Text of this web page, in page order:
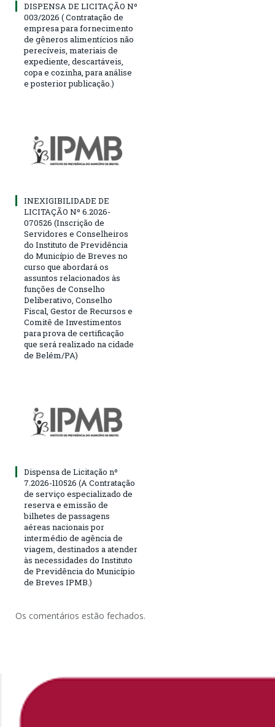
DISPENSA DE LICITAÇÃO Nº
003/2026 ( Contratação de
empresa para fornecimento
de gêneros alimentícios não
perecíveis, materiais de
expediente, descartáveis,
copa e cozinha, para análise
e posterior publicação.)
INEXIGIBILIDADE DE
LICITAÇÃO Nº 6.2026-
070526 (Inscrição de
Servidores e Conselheiros
do Instituto de Previdência
do Município de Breves no
curso que abordará os
assuntos relacionados às
funções de Conselho
Deliberativo, Conselho
Fiscal, Gestor de Recursos e
Comitê de Investimentos
para prova de certificação
que será realizado na cidade
de Belém/PA)
Dispensa de Licitação nº
7.2026-110526 (A Contratação
de serviço especializado de
reserva e emissão de
bilhetes de passagens
aéreas nacionais por
intermédio de agência de
viagem, destinados a atender
às necessidades do Instituto
de Previdência do Município
de Breves IPMB.)
Os comentários estão fechados.